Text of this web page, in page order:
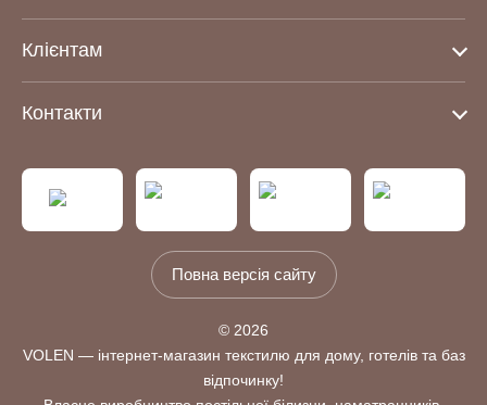
Клієнтам
Контакти
Повна версія сайту
© 2026
VOLEN — інтернет-магазин текстилю для дому, готелів та баз
відпочинку!